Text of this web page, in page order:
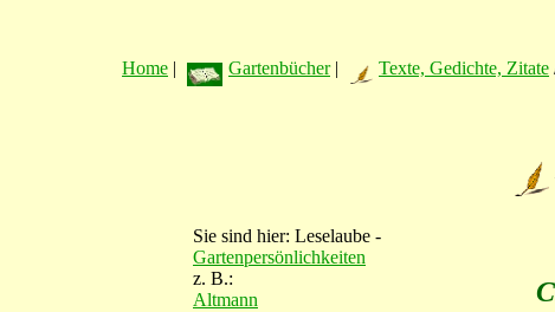
Home | Gartenbücher| Texte, Gedichte, Zitate
Sie sind hier: Leselaube -
Gartenpersönlichkeiten
z. B.:
Altmann